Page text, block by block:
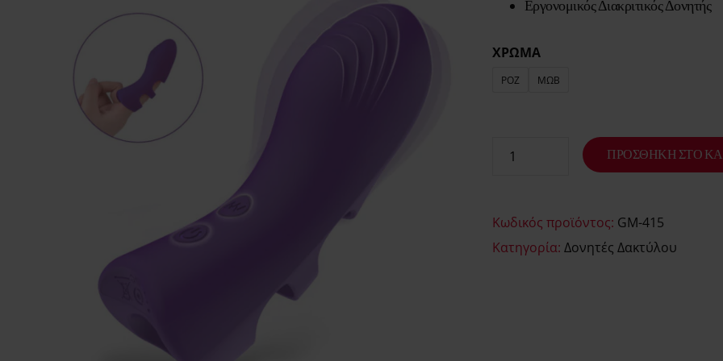
Εργονομικός Διακριτικός Δονητής
ΧΡΩΜΑ
ΡΟΖ ΜΩΒ
ΠΡΟΣΘΉΚΗ ΣΤΟ
Κωδικός προϊόντος: GM-415
Κατηγορία: Δονητές Δακτύλου